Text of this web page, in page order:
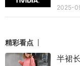
2025-
精彩看点
半裙